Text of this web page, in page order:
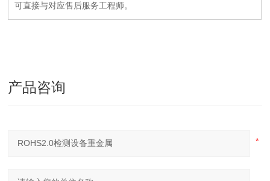
可直接与对应售后服务工程师。
产品咨询